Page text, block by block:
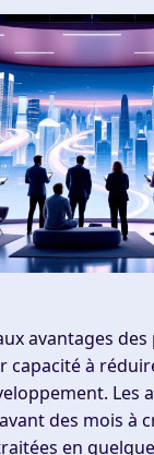
avantages
capacité à
Les
des mois à
en